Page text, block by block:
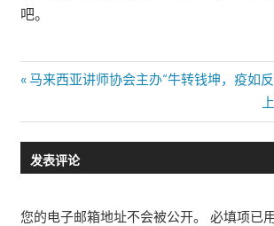
吧。
文
章
导
Previous
马来西亚讲师协会主办“牛转钱坤，疫如
发表评论
您的电子邮箱地址不会被公开。 必填项已